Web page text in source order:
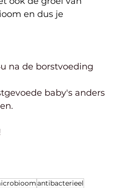
en dus je
na de borstvoeding
baby's anders
antibacterieel